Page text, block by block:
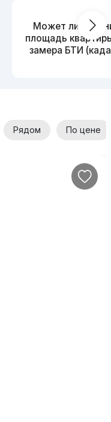
Может ли
площадь
замера БТИ
Рядом По цене